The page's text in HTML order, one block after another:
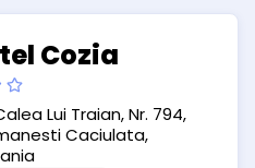
Cozia
Lui Traian, Nr. 794,
Caciulata,